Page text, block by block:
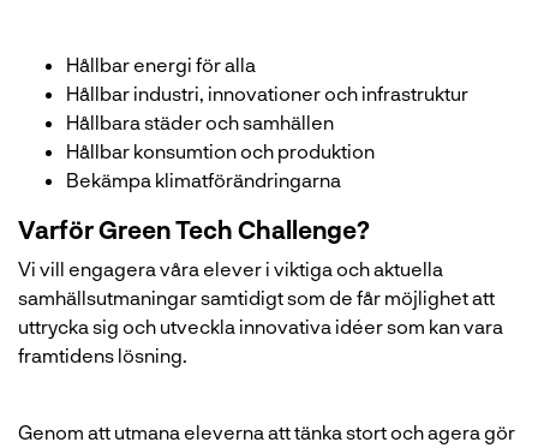
Hållbar energi för alla
Hållbar industri, innovationer och infrastruktur
Hållbara städer och samhällen
Hållbar konsumtion och produktion
Bekämpa klimatförändringarna
Varför Green Tech Challenge?
Vi vill engagera våra elever i viktiga och aktuella
samhällsutmaningar samtidigt som de får möjlighet att
uttrycka sig och utveckla innovativa idéer som kan vara
framtidens lösning.
Genom att utmana eleverna att tänka stort och agera gör